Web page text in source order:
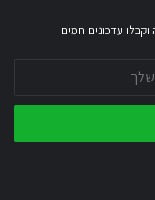
עדכונים חמים